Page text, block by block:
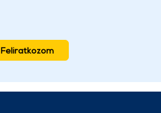
Feliratkozom